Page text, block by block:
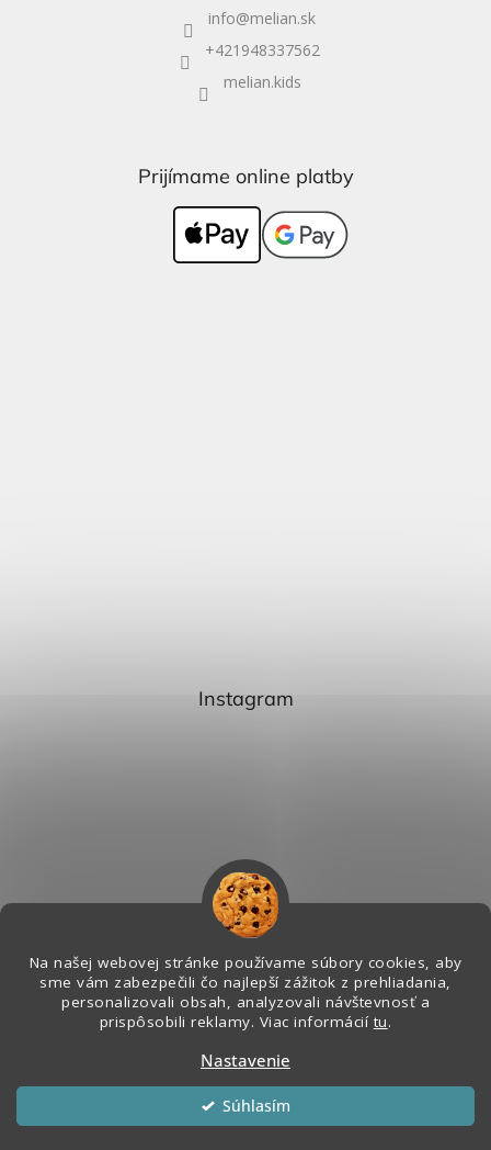
Na našej webovej stránke používame súbory cookies, aby
sme vám zabezpečili čo najlepší zážitok z prehliadania,
personalizovali obsah, analyzovali návštevnosť a
prispôsobili reklamy. Viac informácií tu.
Nastavenie
Súhlasím
info@melian.sk
+421948337562
melian.kids
Prijímame online platby
Instagram
Sledovať na Instagrame